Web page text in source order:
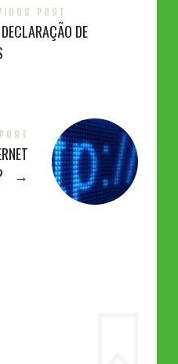
POST
DECLARAÇÃO DE
→